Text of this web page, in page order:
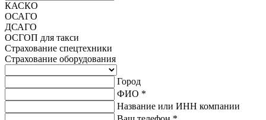
КАСКО
ОСАГО
ДСАГО
ОСГОП для такси
Страхование спецтехники
Страхование оборудования
Город
ФИО *
Название или ИНН компании